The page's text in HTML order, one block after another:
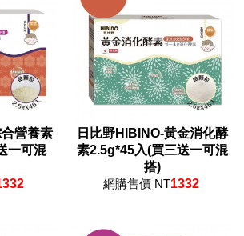
營養素
一可混
日比野HIBINO-黃金消化酵
素2.5g*45入(買三送一可混
搭)
網購售價 NT1332